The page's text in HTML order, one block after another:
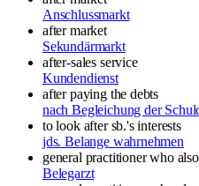
Anschlussmarkt
after market
Sekundärmarkt
after-sales service
Kundendienst
after paying the debts
nach Begleichung der
to look after sb.'s interests
jds. Belange wahrnehmen
general practitioner who
Belegarzt